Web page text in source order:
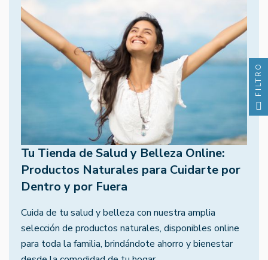
Tu Tienda de Salud y Belleza Online:
Productos Naturales para Cuidarte por
Dentro y por Fuera
Cuida de tu salud y belleza con nuestra amplia
selección de productos naturales, disponibles online
para toda la familia, brindándote ahorro y bienestar
FILTRO